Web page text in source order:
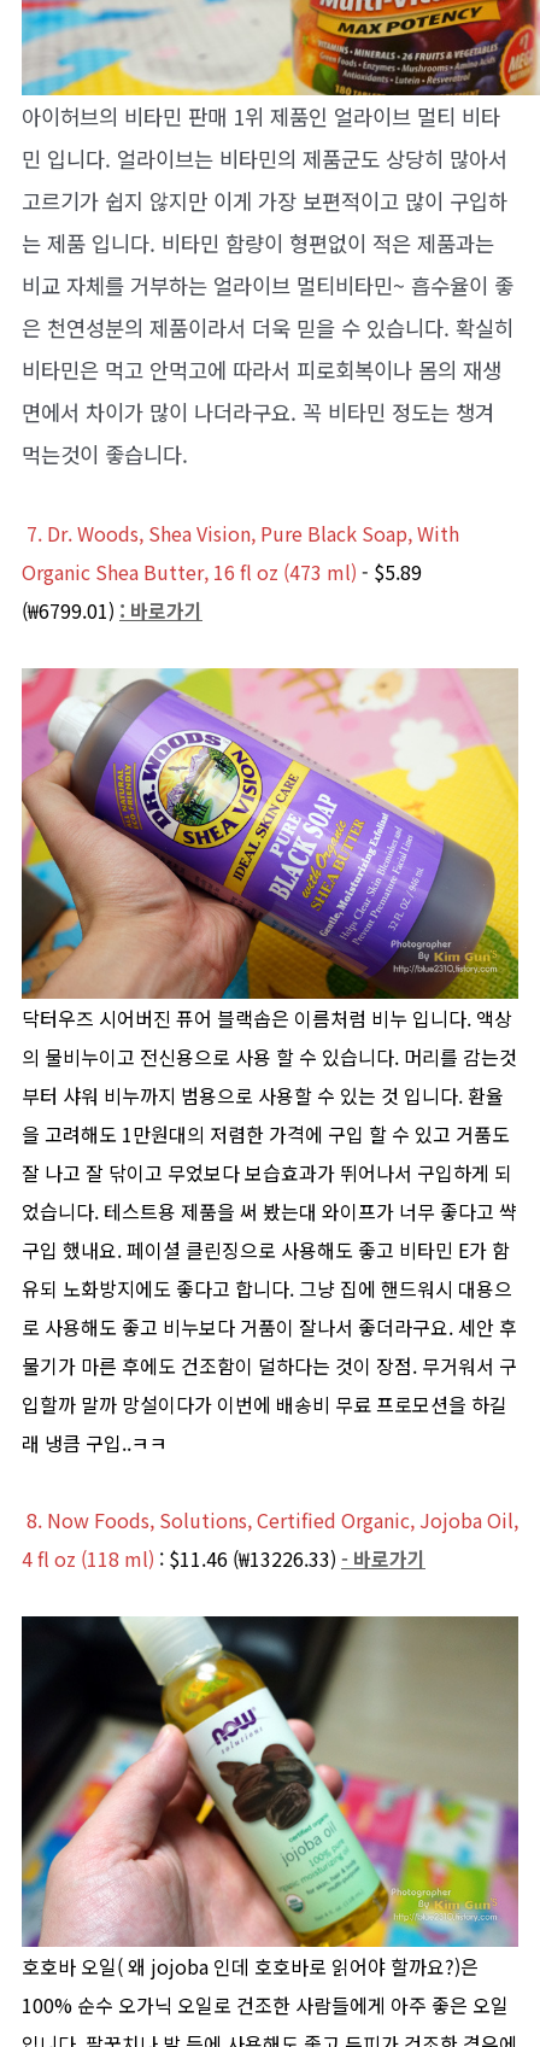
아이허브의 비타민 판매 1위 제품인 얼라이브 멀티 비타
민 입니다. 얼라이브는 비타민의 제품군도 상당히 많아서
고르기가 쉽지 않지만 이게 가장 보편적이고 많이 구입하
는 제품 입니다. 비타민 함량이 형편없이 적은 제품과는
비교 자체를 거부하는 얼라이브 멀티비타민~ 흡수율이 좋
은 천연성분의 제품이라서 더욱 믿을 수 있습니다. 확실히
비타민은 먹고 안먹고에 따라서 피로회복이나 몸의 재생
면에서 차이가 많이 나더라구요. 꼭 비타민 정도는 챙겨
먹는것이 좋습니다.
7. Dr. Woods, Shea Vision, Pure Black Soap, With
Organic Shea Butter, 16 fl oz (473 ml) - $5.89
(₩6799.01) : 바로가기
닥터우즈 시어버진 퓨어 블랙솝은 이름처럼 비누 입니다. 액상
의 물비누이고 전신용으로 사용 할 수 있습니다. 머리를 감는것
부터 샤워 비누까지 범용으로 사용할 수 있는 것 입니다. 환율
을 고려해도 1만원대의 저렴한 가격에 구입 할 수 있고 거품도
잘 나고 잘 닦이고 무었보다 보습효과가 뛰어나서 구입하게 되
었습니다. 테스트용 제품을 써 봤는대 와이프가 너무 좋다고 쌱
구입 했내요. 페이셜 클린징으로 사용해도 좋고 비타민 E가 함
유되 노화방지에도 좋다고 합니다. 그냥 집에 핸드워시 대용으
로 사용해도 좋고 비누보다 거품이 잘나서 좋더라구요. 세안 후
물기가 마른 후에도 건조함이 덜하다는 것이 장점. 무거워서 구
입할까 말까 망설이다가 이번에 배송비 무료 프로모션을 하길
래 냉큼 구입..ㅋㅋ
8. Now Foods, Solutions, Certified Organic, Jojoba Oil,
4 fl oz (118 ml) : $11.46 (₩13226.33) - 바로가기
호호바 오일( 왜 jojoba 인데 호호바로 읽어야 할까요?)은
100% 순수 오가닉 오일로 건조한 사람들에게 아주 좋은 오일